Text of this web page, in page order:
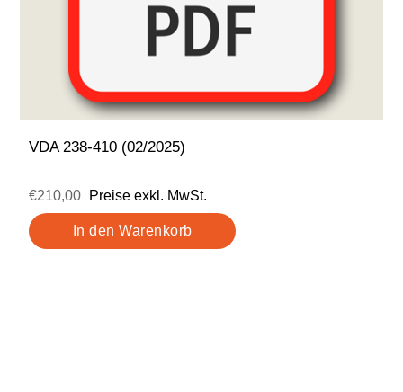
VDA 238-410 (02/2025)
€210,00 Preise exkl. MwSt.